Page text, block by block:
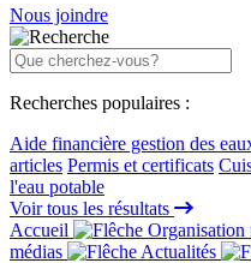
Nous joindre
Recherches populaires :
Aide financière gestion des
articles Permis et certificats
l'eau potable
Voir tous les résultats
Accueil
Organisation
médias
Actualités